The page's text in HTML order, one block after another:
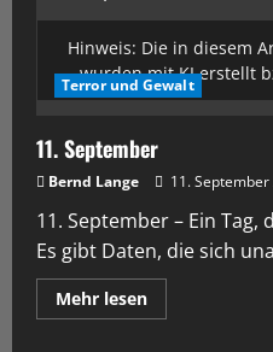
Hinweis: Die in diesem
wurden mit KI erstellt
Terror und Gewalt
11. September
Bernd Lange 11.
11. September – Ein
Es gibt Daten, die sich
Mehr lesen